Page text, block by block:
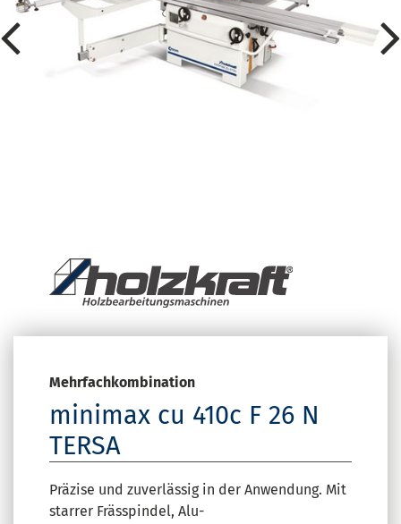
Mehrfachkombination
minimax cu 410c F 26 N
TERSA
Präzise und zuverlässig in der Anwendung. Mit
starrer Frässpindel, Alu-